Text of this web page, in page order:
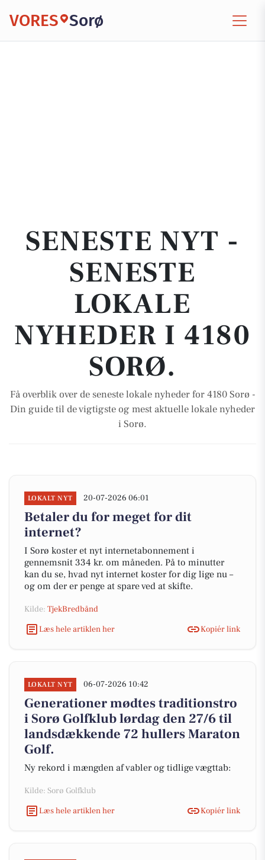
VORES Sorø
SENESTE NYT -
SENESTE
LOKALE
NYHEDER I 4180
SORØ.
Få overblik over de seneste lokale nyheder for 4180 Sorø -
Din guide til de vigtigste og mest aktuelle lokale nyheder
i Sorø.
LOKALT NYT 20-07-2026 06:01
Betaler du for meget for dit
internet?
I Sorø koster et nyt internetabonnement i
gennemsnit 334 kr. om måneden. På to minutter
kan du se, hvad nyt internet koster for dig lige nu –
og om der er penge at spare ved at skifte.
Kilde: TjekBredbånd
Læs hele artiklen her
Kopiér link
LOKALT NYT 06-07-2026 10:42
Generationer mødtes traditionstro
i Sorø Golfklub lørdag den 27/6 til
landsdækkende 72 hullers Maraton
Golf.
Ny rekord i mængden af vabler og tidlige vægttab:
Kilde: Sorø Golfklub
Læs hele artiklen her
Kopiér link